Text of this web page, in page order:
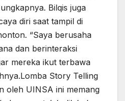
Bilqis juga
diri saat tampil di
“Saya berusaha
dan berinteraksi
mereka ikut terbawa
Story Telling
oleh UINSA ini memang